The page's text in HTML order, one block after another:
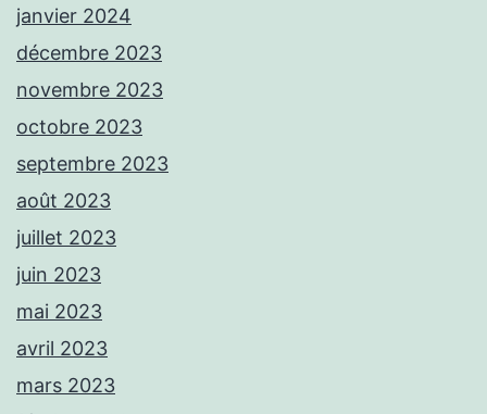
janvier 2024
décembre 2023
novembre 2023
octobre 2023
septembre 2023
août 2023
juillet 2023
juin 2023
mai 2023
avril 2023
mars 2023